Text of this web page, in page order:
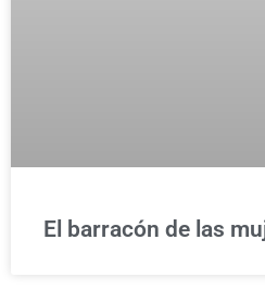
El barracón de las